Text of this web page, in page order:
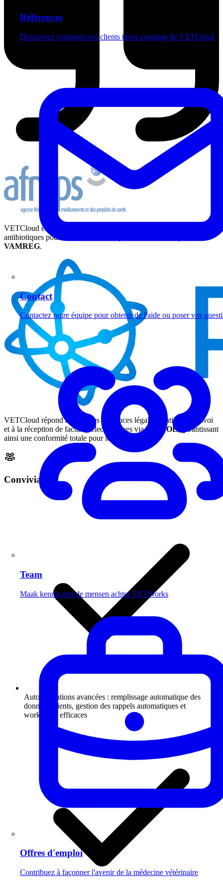
Références
Découvrez comment nos clients tirent avantage de VETCloud
Contact
Contactez notre équipe pour obtenir de l'aide ou poser vos
Team
Maak kennis met de mensen achter VETWorks
Offres d'emploi
Contribuez à façonner l'avenir de la médecine vétérinaire
VETCloud est conforme à l’enregistrement obligatoire des
antibiotiques pour les chevaux et l’aquaculture dans le système de
VAMREG.
VETCloud répond à toutes les exigences légales relatives à l’envoi
et à la réception de factures électroniques viaPEPPOL , garantissant
ainsi une conformité totale pour les vétérinaires.
Convivial
Automatisations avancées : remplissage automatique des
données clients, gestion des rappels automatiques et
workflows efficaces